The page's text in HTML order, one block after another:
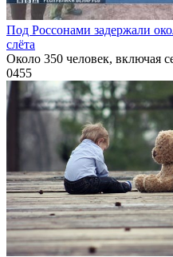
Под Россонами задержали
слёта
Около 350 человек, включая
0455